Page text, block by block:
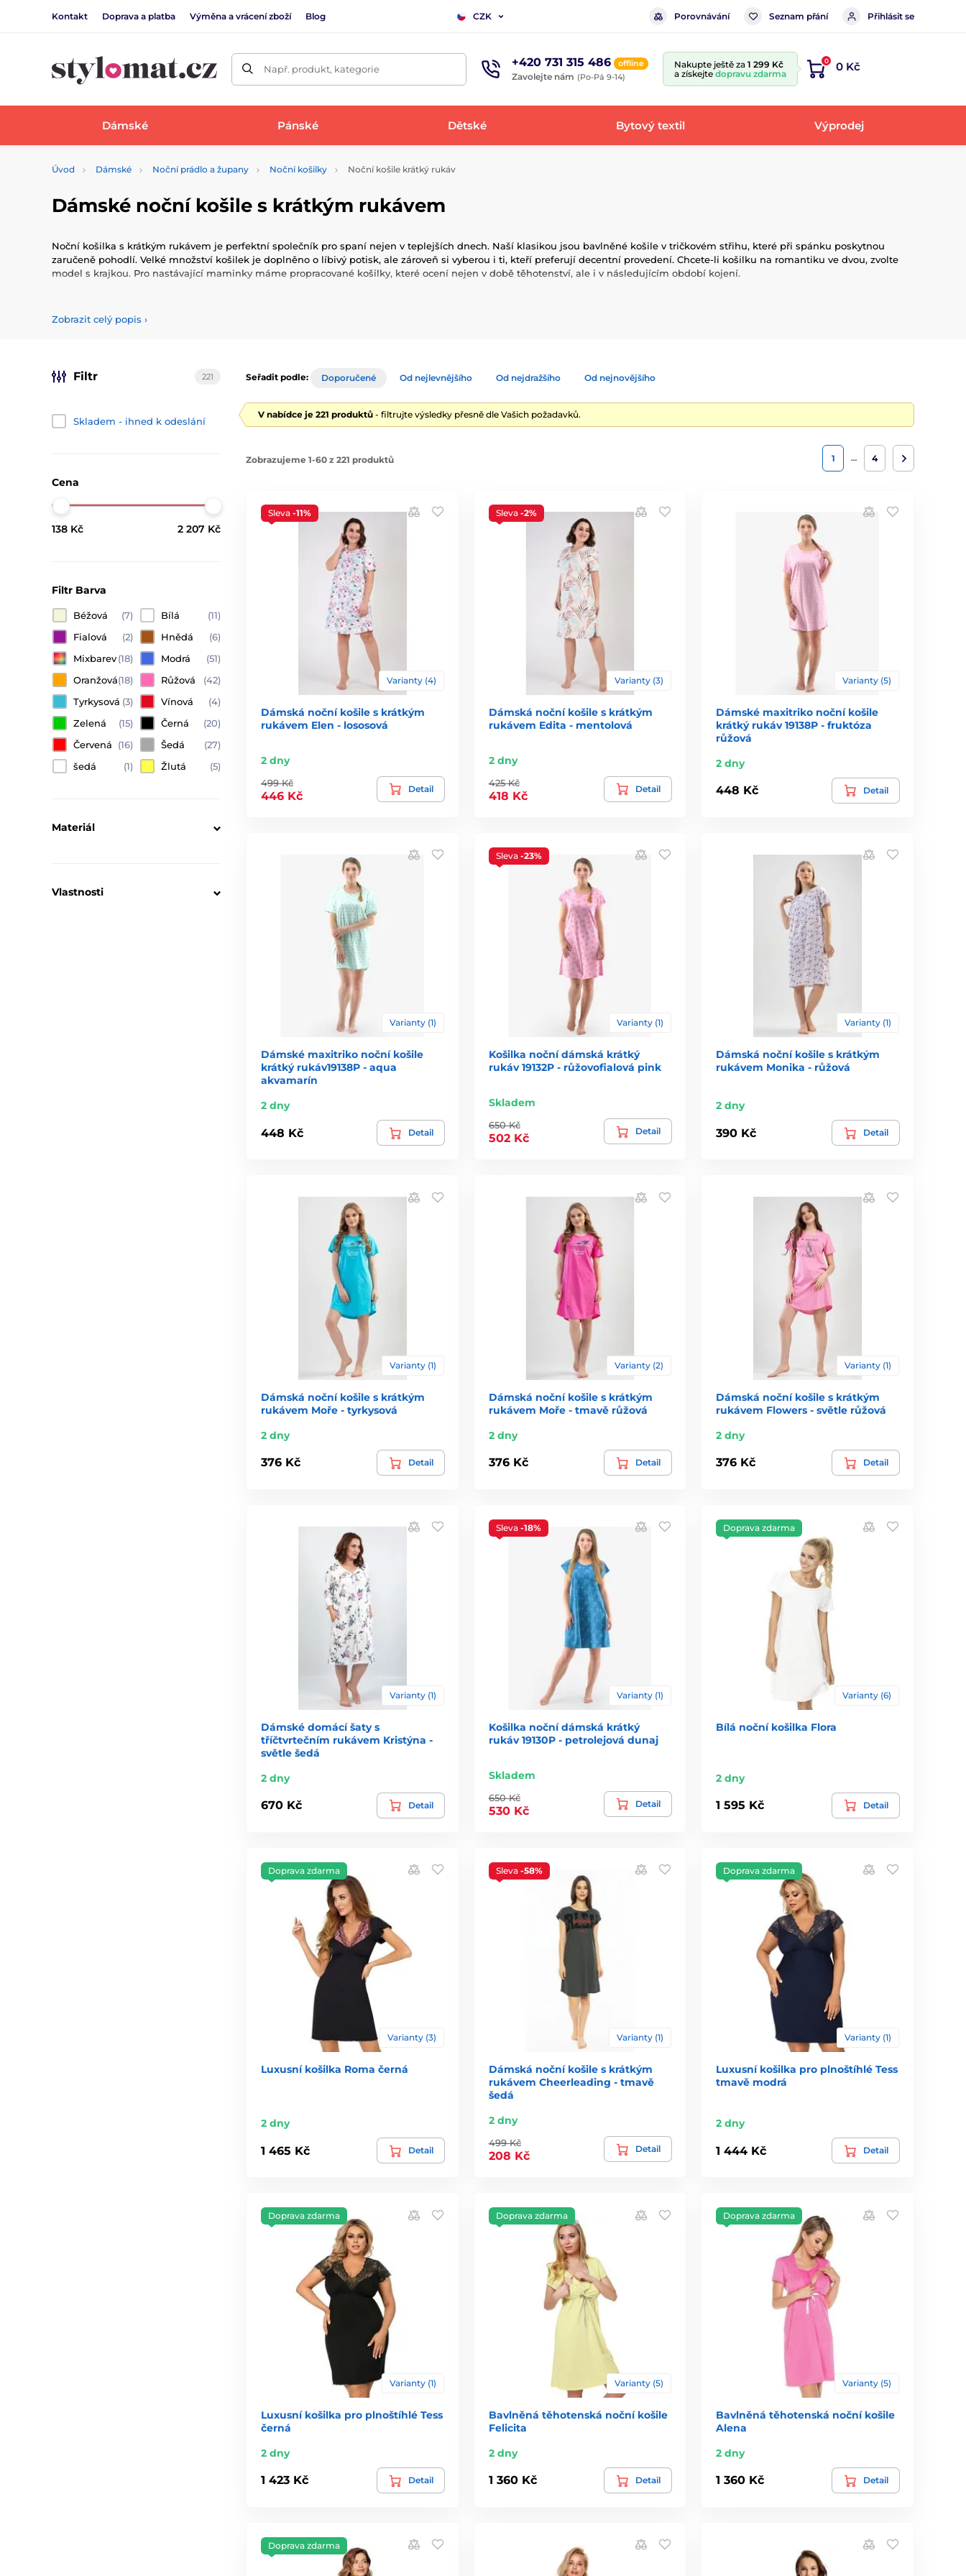
Kontakt Doprava a platba Výměna a vrácení zboží Blog CZK Porovnávání Seznam přání Přihlásit se
Např. produkt, kategorie +420 731 315 486 offline
Zavolejte nám (Po-Pá 9-14)
Nakupte ještě za 1 299 Kč
a získejte dopravu zdarma
0 0 Kč
Dámské Pánské Dětské Bytový textil Výprodej
Úvod Dámské Noční prádlo a župany Noční košilky Noční košile krátký rukáv
Dámské noční košile s krátkým rukávem
Noční košilka s krátkým rukávem je perfektní společník pro spaní nejen v teplejších dnech. Naší klasikou jsou bavlněné košile v tričkovém střihu, které při spánku poskytnou
zaručeně pohodlí. Velké množství košilek je doplněno o líbivý potisk, ale zároveň si vyberou i ti, kteří preferují decentní provedení. Chcete-li košilku na romantiku ve dvou, zvolte
model s krajkou. Pro nastávající maminky máme propracované košilky, které ocení nejen v době těhotenství, ale i v následujícím období kojení.
Zobrazit celý popis ›
Filtr 221
Skladem - ihned k odeslání
Cena
138 Kč 2 207 Kč
Filtr Barva
Béžová (7) Bílá
(11)
Fialová
(2) Hnědá
(6)
Mixbarev(18) Modrá
(51)
Oranžová(18) Růžová
(42)
Tyrkysová (3) Vínová
(4)
Zelená
(15) Černá
(20)
Červená
(16) Šedá
(27)
šedá
(1) Žlutá (5)
Materiál
Vlastnosti
Seřadit podle: Doporučené Od nejlevnějšího Od nejdražšího Od nejnovějšího
V nabídce je 221 produktů - filtrujte výsledky přesně dle Vašich požadavků.
Zobrazujeme 1-60 z 221 produktů 1 … 4
Sleva -11%
Varianty (4)
Dámská noční košile s krátkým
rukávem Elen - lososová
2 dny
499 Kč
446 Kč
Detail
Sleva -2%
Varianty (3)
Dámská noční košile s krátkým
rukávem Edita - mentolová
2 dny
425 Kč
418 Kč
Detail
Varianty (5)
Dámské maxitriko noční košile
krátký rukáv 19138P - fruktóza
růžová
2 dny
448 Kč Detail
Varianty (1)
Dámské maxitriko noční košile
krátký rukáv19138P - aqua
akvamarín
2 dny
448 Kč Detail
Sleva -23%
Varianty (1)
Košilka noční dámská krátký
rukáv 19132P - růžovofialová pink
Skladem
650 Kč
502 Kč
Detail
Varianty (1)
Dámská noční košile s krátkým
rukávem Monika - růžová
2 dny
390 Kč Detail
Varianty (1)
Dámská noční košile s krátkým
rukávem Moře - tyrkysová
2 dny
376 Kč Detail
Varianty (2)
Dámská noční košile s krátkým
rukávem Moře - tmavě růžová
2 dny
376 Kč Detail
Varianty (1)
Dámská noční košile s krátkým
rukávem Flowers - světle růžová
2 dny
376 Kč Detail
Varianty (1)
Dámské domácí šaty s
tříčtvrtečním rukávem Kristýna -
světle šedá
2 dny
670 Kč Detail
Sleva -18%
Varianty (1)
Košilka noční dámská krátký
rukáv 19130P - petrolejová dunaj
Skladem
650 Kč
530 Kč
Detail
Doprava zdarma
Varianty (6)
Bílá noční košilka Flora
2 dny
1 595 Kč Detail
Doprava zdarma
Varianty (3)
Luxusní košilka Roma černá
2 dny
1 465 Kč Detail
Sleva -58%
Varianty (1)
Dámská noční košile s krátkým
rukávem Cheerleading - tmavě
šedá
2 dny
499 Kč
208 Kč
Detail
Doprava zdarma
Varianty (1)
Luxusní košilka pro plnoštíhlé Tess
tmavě modrá
2 dny
1 444 Kč Detail
Doprava zdarma
Varianty (1)
Luxusní košilka pro plnoštíhlé Tess
černá
2 dny
1 423 Kč Detail
Doprava zdarma
Varianty (5)
Bavlněná těhotenská noční košile
Felicita
2 dny
1 360 Kč Detail
Doprava zdarma
Varianty (5)
Bavlněná těhotenská noční košile
Alena
2 dny
1 360 Kč Detail
Doprava zdarma